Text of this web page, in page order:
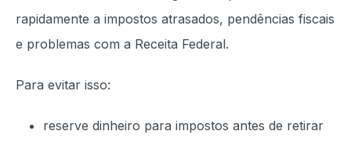
rapidamente a impostos atrasados, pendências fiscais
e problemas com a Receita Federal.
Para evitar isso:
reserve dinheiro para impostos antes de retirar